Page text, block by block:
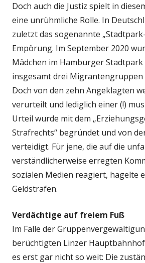
Doch auch die Justiz spielt in
eine unrühmliche Rolle. In
zuletzt das sogenannte
Empörung. Im September 2020
Mädchen im Hamburger
insgesamt drei Migrantengruppen
Doch von den zehn Angeklagten
verurteilt und lediglich einer (!)
Urteil wurde mit dem
Strafrechts“ begründet und von
verteidigt. Für jene, die auf die
verständlicherweise erregten
sozialen Medien reagiert, hagelte
Geldstrafen.
Verdächtige auf freiem Fuß
Im Falle der
berüchtigten Linzer Hauptbahnhof
es erst gar nicht so weit: Die